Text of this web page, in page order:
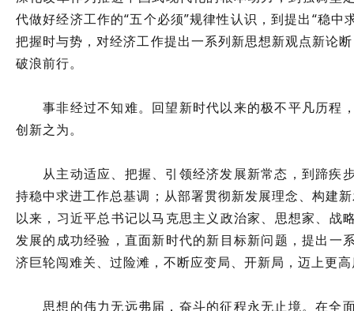
代做好经济工作的“五个必须”规律性认识，到提出“稳
把握时与势，对经济工作提出一系列新思想新观点新论
破浪前行。
事非经过不知难。回望新时代以来的极不平凡历程
创新之为。
从主动适应、把握、引领经济发展新常态，到蹄疾
持稳中求进工作总基调；从部署贯彻新发展理念、构建
以来，习近平总书记以马克思主义政治家、思想家、
发展的成功经验，直面新时代的新目标新问题，提出一
济巨轮闯难关、过险滩，不断应变局、开新局，迈上更
思想的伟力无远弗届，奋斗的征程永无止境。在全